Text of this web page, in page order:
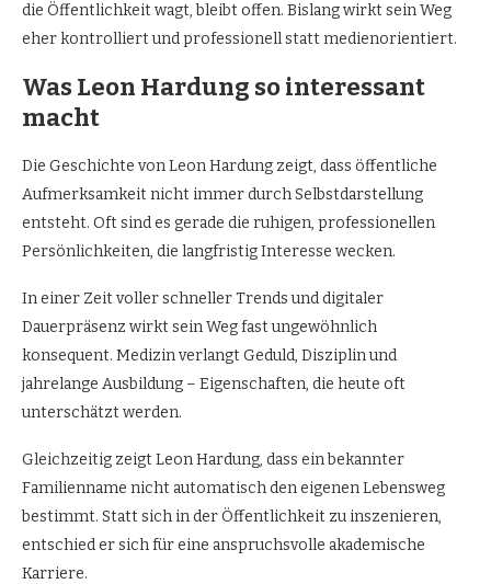
die Öffentlichkeit wagt, bleibt offen. Bislang wirkt sein Weg
eher kontrolliert und professionell statt medienorientiert.
Was Leon Hardung so interessant
macht
Die Geschichte von Leon Hardung zeigt, dass öffentliche
Aufmerksamkeit nicht immer durch Selbstdarstellung
entsteht. Oft sind es gerade die ruhigen, professionellen
Persönlichkeiten, die langfristig Interesse wecken.
In einer Zeit voller schneller Trends und digitaler
Dauerpräsenz wirkt sein Weg fast ungewöhnlich
konsequent. Medizin verlangt Geduld, Disziplin und
jahrelange Ausbildung – Eigenschaften, die heute oft
unterschätzt werden.
Gleichzeitig zeigt Leon Hardung, dass ein bekannter
Familienname nicht automatisch den eigenen Lebensweg
bestimmt. Statt sich in der Öffentlichkeit zu inszenieren,
entschied er sich für eine anspruchsvolle akademische
Karriere.